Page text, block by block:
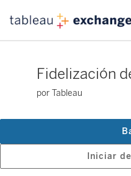
Fidelización
por Tableau
Iniciar